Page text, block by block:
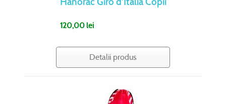
120,00 lei
Detalii produs